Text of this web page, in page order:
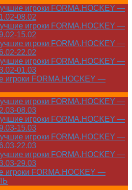
игроки FORMA.HOCKEY —
08.02
игроки FORMA.HOCKEY —
15.02
игроки FORMA.HOCKEY —
22.02
игроки FORMA.HOCKEY —
01.03
игроки FORMA.HOCKEY —
игроки FORMA.HOCKEY —
08.03
игроки FORMA.HOCKEY —
15.03
игроки FORMA.HOCKEY —
22.03
игроки FORMA.HOCKEY —
29.03
игроки FORMA.HOCKEY —